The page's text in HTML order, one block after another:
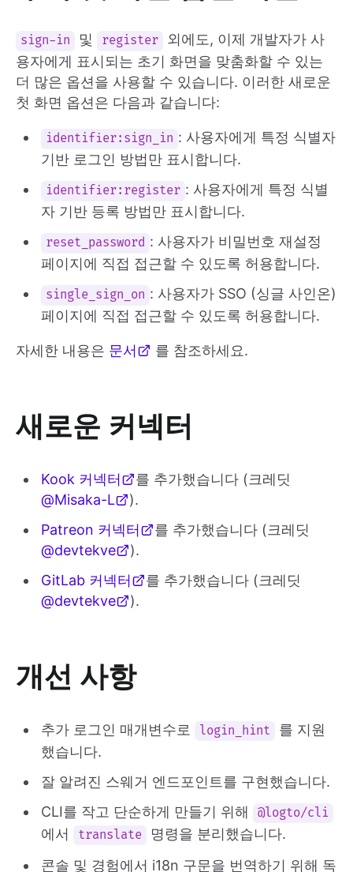
sign-in 및 register
외에도, 이제 개발자가 사
용자에게 표시되는 초기 화면을 맞춤화할 수 있는
더 많은 옵션을 사용할 수 있습니다. 이러한 새로운
첫 화면 옵션은 다음과 같습니다:
identifier:sign_in : 사용자에게 특정 식별자
기반 로그인 방법만 표시합니다.
identifier:register : 사용자에게 특정 식별
자 기반 등록 방법만 표시합니다.
reset_password : 사용자가 비밀번호 재설정
페이지에 직접 접근할 수 있도록 허용합니다.
single_sign_on : 사용자가 SSO (싱글 사인온)
페이지에 직접 접근할 수 있도록 허용합니다.
자세한 내용은 문서 를 참조하세요.
새로운 커넥터
Kook 커넥터
를 추가했습니다 (크레딧
@Misaka-L
).
Patreon 커넥터
를 추가했습니다 (크레딧
@devtekve
).
GitLab 커넥터
를 추가했습니다 (크레딧
@devtekve
).
개선 사항
추가 로그인 매개변수로 login_hint
를 지원
했습니다.
잘 알려진 스웨거 엔드포인트를 구현했습니다.
CLI를 작고 단순하게 만들기 위해
@logto/cli
에서 translate
명령을 분리했습니다.
콘솔 및 경험에서 i18n 구문을 번역하기 위해 독